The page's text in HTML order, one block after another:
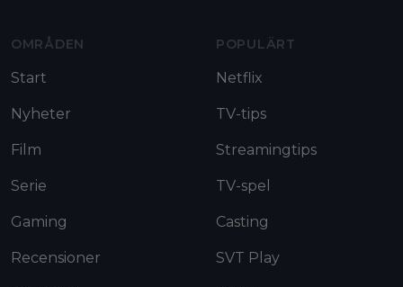
OMRÅDEN
Start
Nyheter
Film
Serie
Gaming
Recensioner
POPULÄRT
Netflix
TV-tips
Streamingtips
TV-spel
Casting
SVT Play